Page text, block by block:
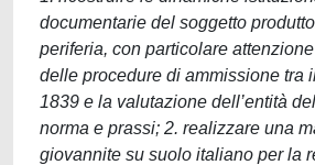
documentarie del soggetto
periferia, con particolare
delle procedure di ammissione tra
1839 e la valutazione dell’entità
norma e prassi; 2. realizzare una
giovannite su suolo italiano per la